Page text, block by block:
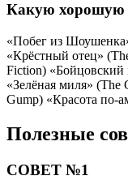
Какую хорошую
«Побег из
«Крёстный отец»
Fiction)
«Зелёная миля» (The
Gump) «Красота по-
Полезные
СОВЕТ №1